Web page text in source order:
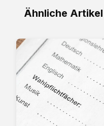
Ähnliche Artikel